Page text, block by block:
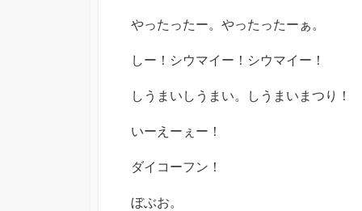
やったったー。やったったーぁ。
しー！シウマイー！シウマイー！
しうまいしうまい。しうまいまつり！
いーえーぇー！
ダイコーフン！
ぼぶお。